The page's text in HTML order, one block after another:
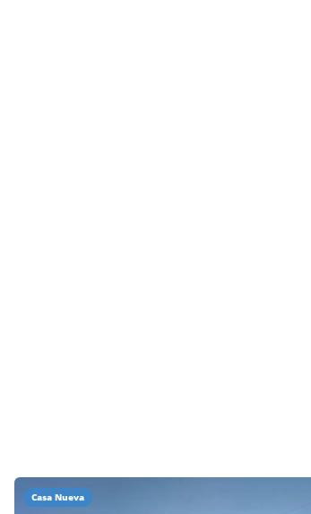
Casa Nueva